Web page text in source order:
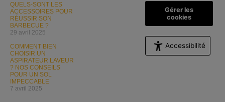
QUELS-SONT LES
ACCESSOIRES POUR
RÉUSSIR SON
BARBECUE ?
29 avril 2025
COMMENT BIEN
CHOISIR UN
ASPIRATEUR LAVEUR
? NOS CONSEILS
POUR UN SOL
IMPECCABLE
7 avril 2025
Gérer les
cookies
Accessibilité